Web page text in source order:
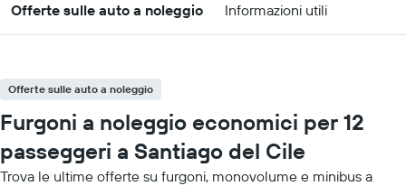
Offerte sulle auto a noleggio Informazioni utili
Offerte sulle auto a noleggio
Furgoni a noleggio economici per 12
passeggeri a Santiago del Cile
Trova le ultime offerte su furgoni, monovolume e minibus a